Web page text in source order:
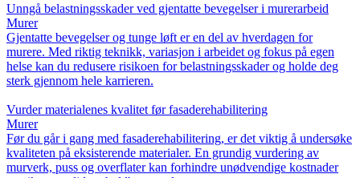
Unngå belastningsskader ved gjentatte bevegelser i murerarbeid
Murer
Gjentatte bevegelser og tunge løft er en del av hverdagen for
murere. Med riktig teknikk, variasjon i arbeidet og fokus på egen
helse kan du redusere risikoen for belastningsskader og holde deg
sterk gjennom hele karrieren.
Vurder materialenes kvalitet før fasaderehabilitering
Murer
Før du går i gang med fasaderehabilitering, er det viktig å undersøke
kvaliteten på eksisterende materialer. En grundig vurdering av
murverk, puss og overflater kan forhindre unødvendige kostnader